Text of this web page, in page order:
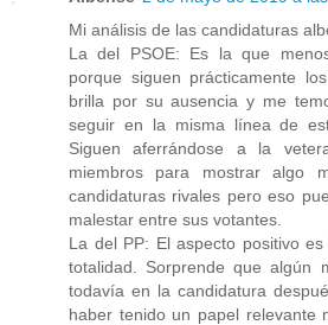
Mi análisis de las candidaturas
La del PSOE: Es la que
porque siguen prácticamente
brilla por su ausencia y me
seguir en la misma línea de
Siguen aferrándose a la
miembros para mostrar algo
candidaturas rivales pero eso
malestar entre sus votantes.
La del PP: El aspecto positivo
totalidad. Sorprende que algún
todavía en la candidatura
haber tenido un papel relevante